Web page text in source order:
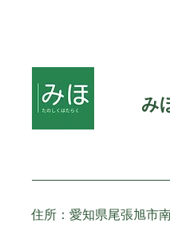
み
住所：愛知県尾張旭市